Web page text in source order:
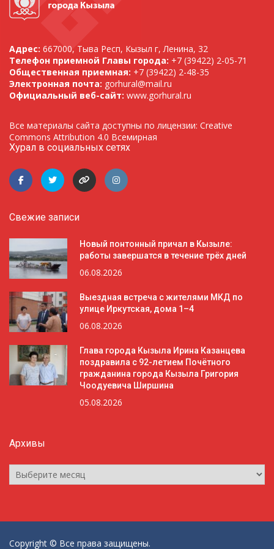
Адрес: 667000, Тыва Респ, Кызыл г, Ленина, 32
Телефон приемной Главы города: +7 (39422) 2-05-71
Общественная приемная: +7 (39422) 2-48-35
Электронная почта: gorhural@mail.ru
Официальный веб-сайт: www.gorhural.ru
Все материалы сайта доступны по лицензии: Creative
Commons Attribution 4.0 Всемирная
Хурал в социальных сетях
Свежие записи
Новый понтонный причал в Кызыле:
работы завершатся в течение трёх дней
06.08.2026
Выездная встреча с жителями МКД по
улице Иркутская, дома 1–4
06.08.2026
Глава города Кызыла Ирина Казанцева
поздравила с 92-летием Почётного
гражданина города Кызыла Григория
Чоодуевича Ширшина
05.08.2026
Архивы
Архивы
Copyright © Все права защищены.